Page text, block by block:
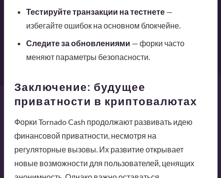
Тестируйте транзакции на тестнете—
избегайте ошибок на основном блокчейне.
Следите за обновлениями — форки часто
меняют параметры безопасности.
Заключение: будущее
приватности в криптовалютах
Форки Tornado Cash продолжают развивать идею
финансовой приватности, несмотря на
регуляторные вызовы. Их развитие открывает
новые возможности для пользователей, ценящих